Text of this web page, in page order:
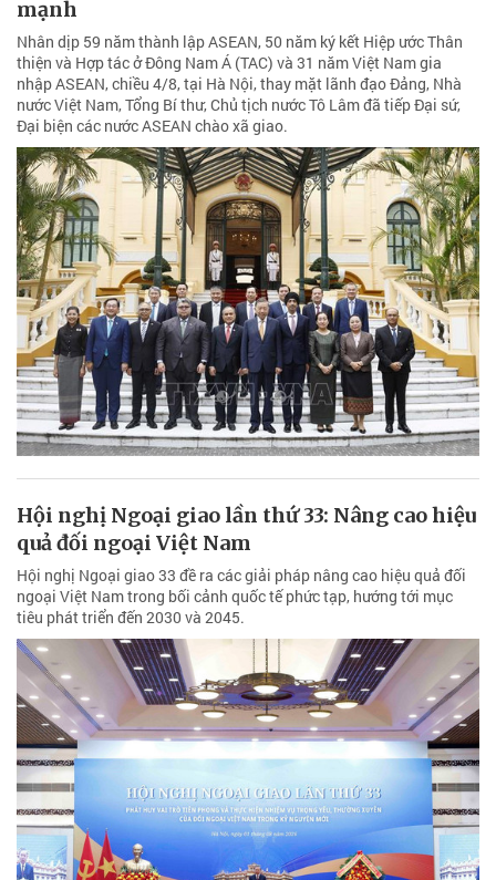
mạnh
Nhân dịp 59 năm thành lập ASEAN, 50 năm ký kết Hiệp ước Thân
thiện và Hợp tác ở Đông Nam Á (TAC) và 31 năm Việt Nam gia
nhập ASEAN, chiều 4/8, tại Hà Nội, thay mặt lãnh đạo Đảng, Nhà
nước Việt Nam, Tổng Bí thư, Chủ tịch nước Tô Lâm đã tiếp Đại sứ,
Đại biện các nước ASEAN chào xã giao.
Hội nghị Ngoại giao lần thứ 33: Nâng cao hiệu
quả đối ngoại Việt Nam
Hội nghị Ngoại giao 33 đề ra các giải pháp nâng cao hiệu quả đối
ngoại Việt Nam trong bối cảnh quốc tế phức tạp, hướng tới mục
tiêu phát triển đến 2030 và 2045.